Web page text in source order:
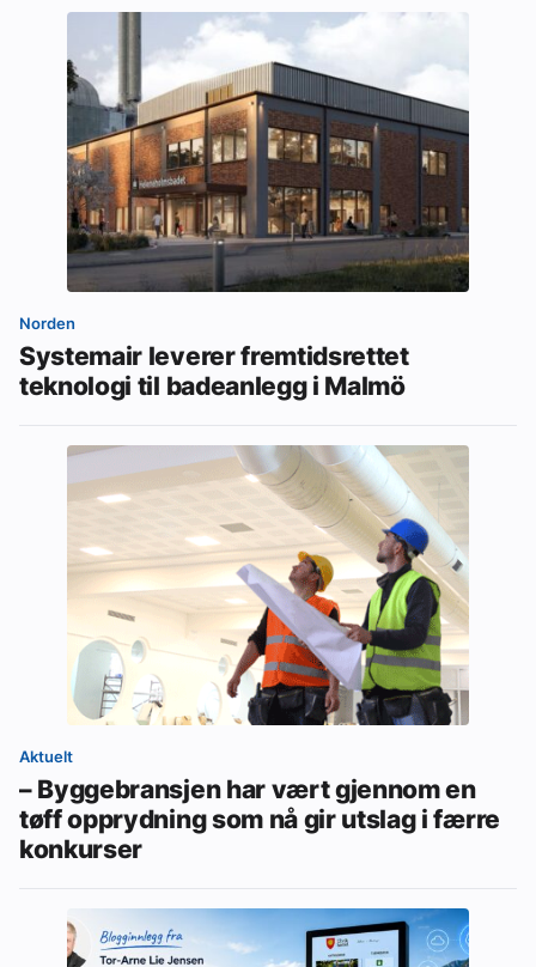
Norden
Systemair leverer fremtidsrettet
teknologi til badeanlegg i Malmö
Aktuelt
– Byggebransjen har vært gjennom en
tøff opprydning som nå gir utslag i færre
konkurser